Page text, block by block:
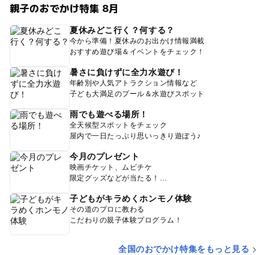
親子のおでかけ特集 8月
夏休みどこ行く？何する？
今から準備！夏休みのお出かけ情報満載
おすすめ遊び場＆イベントをチェック！
暑さに負けずに全力水遊び！
年齢別や人気アトラクション情報など
子ども大満足のプール＆水遊びスポット
雨でも遊べる場所！
全天候型スポットをチェック
屋内で一日たっぷり思いっきり遊ぼう♪
今月のプレゼント
映画チケット、ムビチケ
限定グッズなどが当たる！
子どもがキラめくホンモノ体験
その道のプロに教わる
こだわりの親子体験プログラム！
全国のおでかけ特集をもっと見る